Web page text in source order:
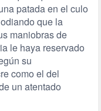
patada en el culo
que la
maniobras de
le haya reservado
su
como el del
un atentado